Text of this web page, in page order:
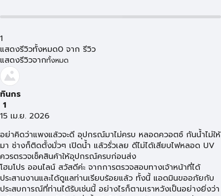
1
แสดงรีวิวทั้งหมด0 จาก รีวิว
แสดงรีวิวจากทั้งหมด
ทินกร
1
15 เม.ย. 2026
อย่าคิดว่าแพงแล้วจะดี อุปกรณ์มาไม่ครบ หลอดควอตซ์ กันน้ำไม่ให้
มา ช่างก็ติดตั้งมั่วๆ เปิดน้ำ แล้วรั่วเลย ดีไม่ได้เสียบไฟหลอด UV
ควรตรวจเช็คสินค้าให้อุปกรณ์ครบก่อนส่ง
โฮมโปร ออนไลน์ สวัสดีค่ะ จากการตรวจสอบทางเจ้าหน้าที่ได้
ประสานงานและได้ดูแลท่านเรียบร้อยแล้ว ทั้งนี้ แอดมินขออภัยกับ
ประสบการณ์ที่ท่านได้รับเช่นนี้ อย่างไรก็ตามเราหวังเป็นอย่างยิ่งว่า